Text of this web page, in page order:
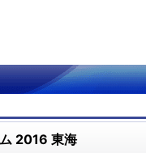
2016 東海